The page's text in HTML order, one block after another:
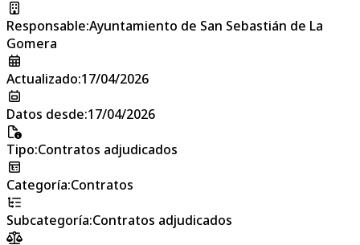
Responsable:Ayuntamiento de San Sebastián de La
Gomera
Actualizado:17/04/2026
Datos desde:17/04/2026
Tipo:Contratos adjudicados
Categoría:Contratos
Subcategoría:Contratos adjudicados